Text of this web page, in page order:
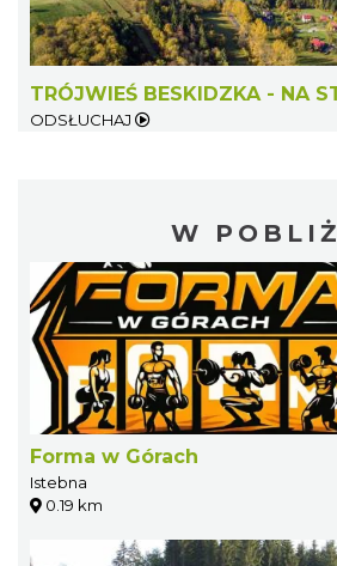
TRÓJWIEŚ BESKIDZKA - NA
ODSŁUCHAJ
W
Forma w Górach
Istebna
0.19 km